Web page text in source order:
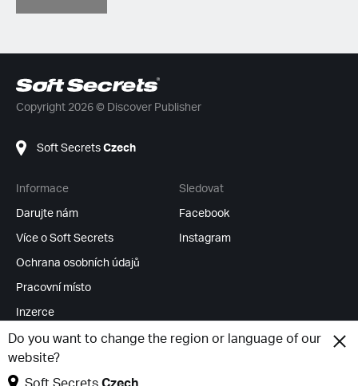
Do you want to change the region or language of our
website?
Copyright 2026 © Discover Publisher
Soft Secrets Czech
Informace
Darujte nám
Více o Soft Secrets
Ochrana osobních údajů
Pracovní místo
Inzerce
RSS Feeds
Změnit cookies
Sledovat
Facebook
Instagram